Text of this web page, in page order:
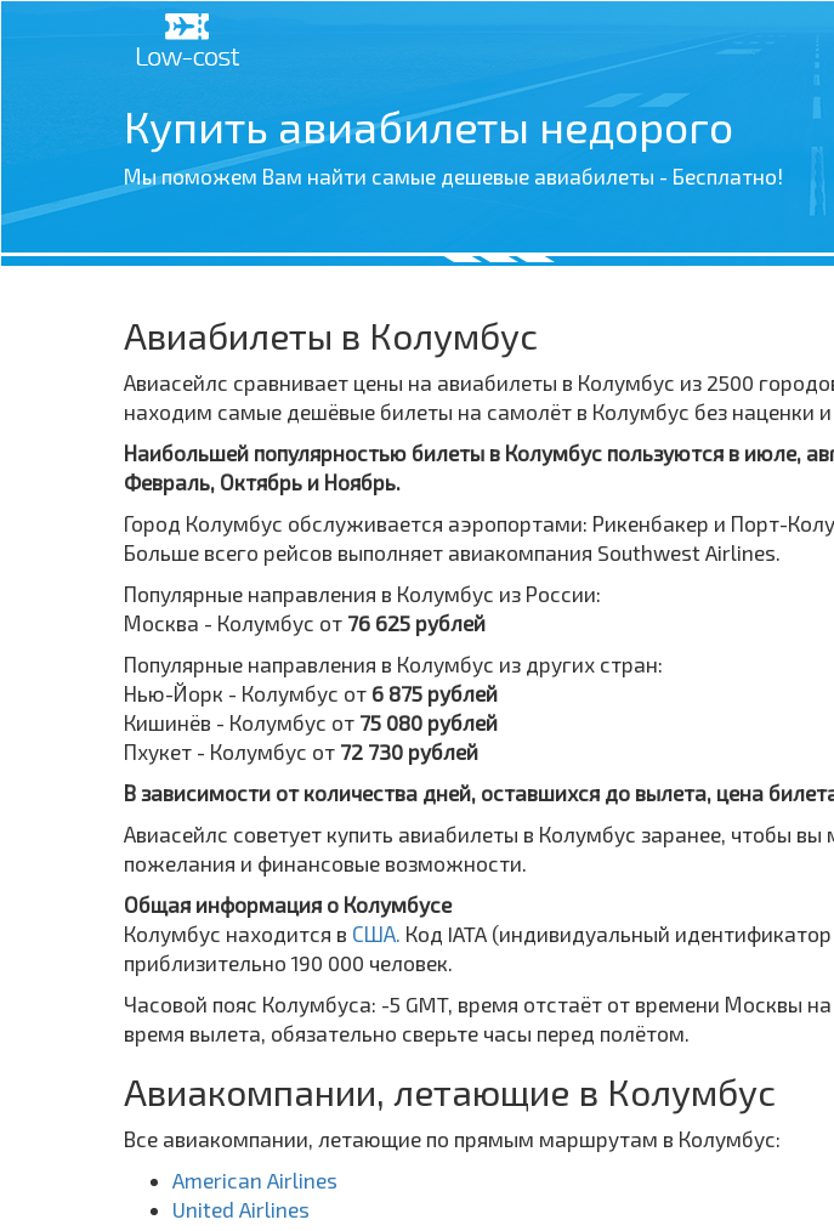
Купить авиабилеты недорого
Мы поможем Вам найти самые дешевые авиабилеты - Бесплатно!
Авиабилеты в Колумбус
Авиасейлс сравнивает цены на авиабилеты в Колумбус из 2500
находим самые дешёвые билеты на самолёт в Колумбус без наценки и
Наибольшей популярностью билеты в Колумбус пользуются в июле,
Февраль, Октябрь и Ноябрь.
Город Колумбус обслуживается аэропортами: Рикенбакер и Порт-
Больше всего рейсов выполняет авиакомпания Southwest Airlines.
Популярные направления в Колумбус из России:
Москва - Колумбус от 76 625 рублей
Популярные направления в Колумбус из других стран:
Нью-Йорк - Колумбус от 6 875 рублей
Кишинёв - Колумбус от 75 080 рублей
Пхукет - Колумбус от 72 730 рублей
В зависимости от количества дней, оставшихся до вылета, цена
Авиасейлс советует купить авиабилеты в Колумбус заранее, чтобы
пожелания и финансовые возможности.
Общая информация о Колумбусе
Колумбус находится в США. Код IATA (индивидуальный
приблизительно 190 000 человек.
Часовой пояс Колумбуса: -5 GMT, время отстаёт от времени Москвы
время вылета, обязательно сверьте часы перед полётом.
Авиакомпании, летающие в Колумбус
Все авиакомпании, летающие по прямым маршрутам в Колумбус:
American Airlines
United Airlines